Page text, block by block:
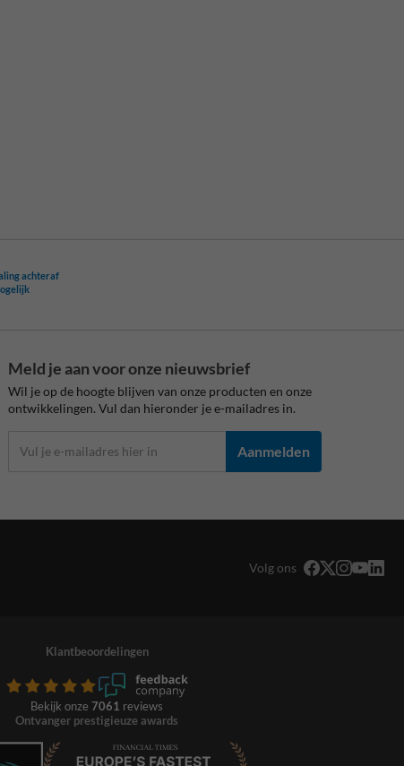
achteraf
Meld je aan voor onze nieuwsbrief
Wil je op de hoogte blijven van onze producten en onze
ontwikkelingen. Vul dan hieronder je e-mailadres in.
Aanmelden
Volg ons
Klantbeoordelingen
Bekijk onze 7061 reviews
Ontvanger prestigieuze awards